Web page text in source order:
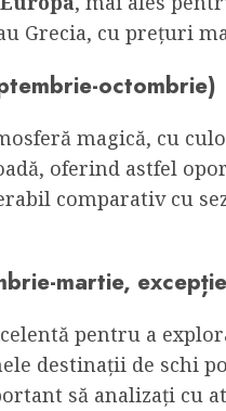
Grecia, cu prețuri
octombrie)
magică, cu
oferind astfel
comparativ cu
martie,
pentru a
destinații de schi
să analizați cu